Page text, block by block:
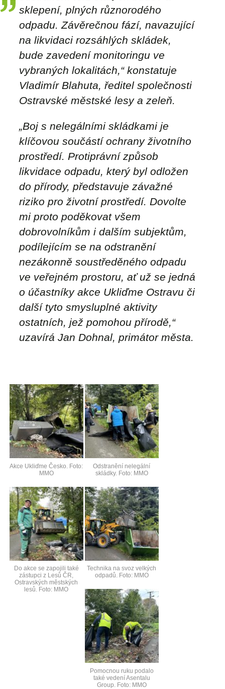
sklepení, plných různorodého
odpadu. Závěrečnou fází, navazující
na likvidaci rozsáhlých skládek,
bude zavedení monitoringu ve
vybraných lokalitách,“ konstatuje
Vladimír Blahuta, ředitel společnosti
Ostravské městské lesy a zeleň.
„Boj s nelegálními skládkami je
klíčovou součástí ochrany životního
prostředí. Protiprávní způsob
likvidace odpadu, který byl odložen
do přírody, představuje závažné
riziko pro životní prostředí. Dovolte
mi proto poděkovat všem
dobrovolníkům i dalším subjektům,
podílejícím se na odstranění
nezákonně soustředěného odpadu
ve veřejném prostoru, ať už se jedná
o účastníky akce Ukliďme Ostravu či
další tyto smysluplné aktivity
ostatních, jež pomohou přírodě,“
uzavírá Jan Dohnal, primátor města.
Akce Ukliďme Česko. Foto:
MMO
Odstranění nelegální
skládky. Foto: MMO
Do akce se zapojili také
zástupci z Lesů ČR,
Ostravských městských
lesů. Foto: MMO
Technika na svoz velkých
odpadů. Foto: MMO
Pomocnou ruku podalo
také vedení Asentalu
Group. Foto: MMO